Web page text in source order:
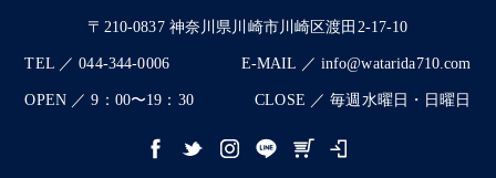
〒210-0837 神奈川県川崎市川崎区渡田2-17-10
TEL ／ 044-344-0006 E-MAIL ／ info@watarida710.com
OPEN ／ 9：00〜19：30 CLOSE ／ 毎週水曜日・日曜日